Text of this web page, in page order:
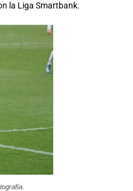
la Liga Smartbank.